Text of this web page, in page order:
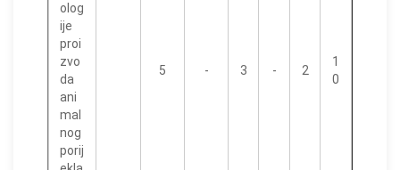
olog
ije
proi
zvo
da
ani
mal
nog
porij
5 - 3 - 2
1
0